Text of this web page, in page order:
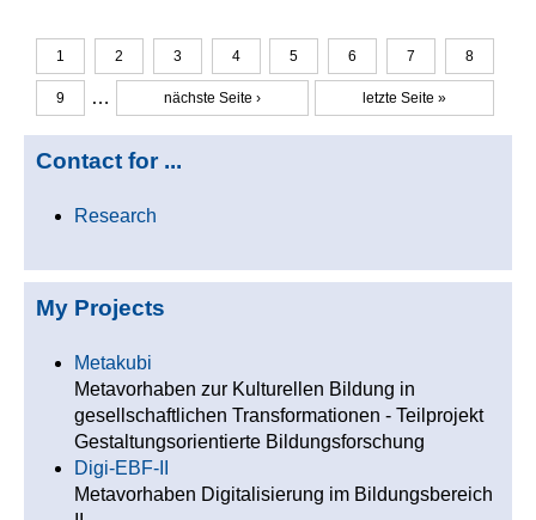
Seiten
1 2 3 4 5 6 7 8
9 … nächste Seite › letzte Seite »
Contact for ...
Research
My Projects
Metakubi
Metavorhaben zur Kulturellen Bildung in
gesellschaftlichen Transformationen - Teilprojekt
Gestaltungsorientierte Bildungsforschung
Digi-EBF-II
Metavorhaben Digitalisierung im Bildungsbereich